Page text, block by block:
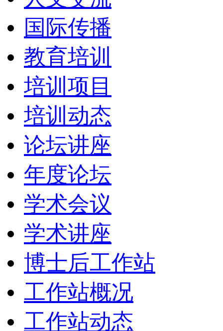
国际传播
教育培训
培训项目
培训动态
论坛讲座
年度论坛
学术会议
学术讲座
博士后工作站
工作站概况
工作站动态